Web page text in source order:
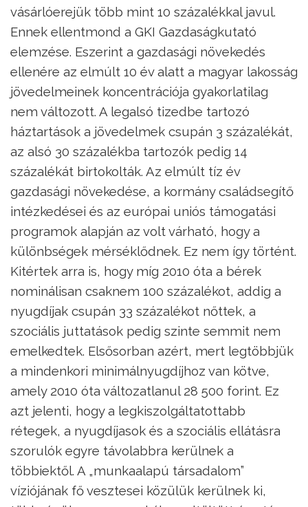
vásárlóerejük több mint 10 százalékkal javul.
Ennek ellentmond a GKI Gazdaságkutató
elemzése. Eszerint a gazdasági növekedés
ellenére az elmúlt 10 év alatt a magyar lakosság
jövedelmeinek koncentrációja gyakorlatilag
nem változott. A legalsó tizedbe tartozó
háztartások a jövedelmek csupán 3 százalékát,
az alsó 30 százalékba tartozók pedig 14
százalékát birtokolták. Az elmúlt tíz év
gazdasági növekedése, a kormány családsegítő
intézkedései és az európai uniós támogatási
programok alapján az volt várható, hogy a
különbségek mérséklődnek. Ez nem így történt.
Kitértek arra is, hogy míg 2010 óta a bérek
nominálisan csaknem 100 százalékot, addig a
nyugdíjak csupán 33 százalékot nőttek, a
szociális juttatások pedig szinte semmit nem
emelkedtek. Elsősorban azért, mert legtöbbjük
a mindenkori minimálnyugdíjhoz van kötve,
amely 2010 óta változatlanul 28 500 forint. Ez
azt jelenti, hogy a legkiszolgáltatottabb
rétegek, a nyugdíjasok és a szociális ellátásra
szorulók egyre távolabbra kerülnek a
többiektől. A „munkaalapú társadalom”
víziójának fő vesztesei közülük kerülnek ki,